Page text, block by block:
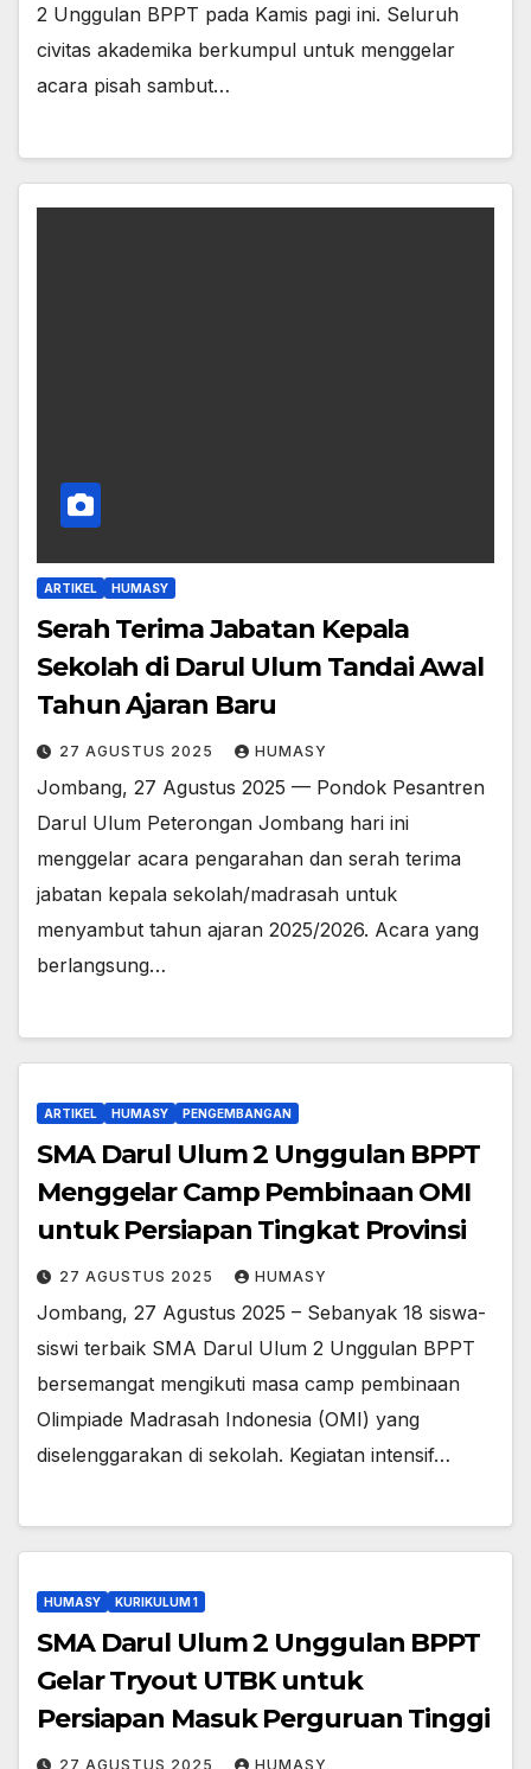
2 Unggulan BPPT pada Kamis pagi ini. Seluruh
civitas akademika berkumpul untuk menggelar
acara pisah sambut…
ARTIKEL HUMASY
Serah Terima Jabatan Kepala
Sekolah di Darul Ulum Tandai Awal
Tahun Ajaran Baru
27 AGUSTUS 2025 HUMASY
Jombang, 27 Agustus 2025 — Pondok Pesantren
Darul Ulum Peterongan Jombang hari ini
menggelar acara pengarahan dan serah terima
jabatan kepala sekolah/madrasah untuk
menyambut tahun ajaran 2025/2026. Acara yang
berlangsung…
ARTIKEL HUMASY PENGEMBANGAN
SMA Darul Ulum 2 Unggulan BPPT
Menggelar Camp Pembinaan OMI
untuk Persiapan Tingkat Provinsi
27 AGUSTUS 2025 HUMASY
Jombang, 27 Agustus 2025 – Sebanyak 18 siswa-
siswi terbaik SMA Darul Ulum 2 Unggulan BPPT
bersemangat mengikuti masa camp pembinaan
Olimpiade Madrasah Indonesia (OMI) yang
diselenggarakan di sekolah. Kegiatan intensif…
HUMASY KURIKULUM 1
SMA Darul Ulum 2 Unggulan BPPT
Gelar Tryout UTBK untuk
Persiapan Masuk Perguruan Tinggi
27 AGUSTUS 2025 HUMASY